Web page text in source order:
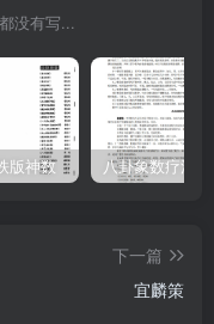
有法无方，自仲景始有
有精义皆当明晰，兹于
辅，功能性味之相合一一
文宜武，煎之缓急，渍之
置而不论者，必备录而详
出方，次因误致变，次
次集注，次方药，次方
没有写...
版神数
下一篇
宜麟策